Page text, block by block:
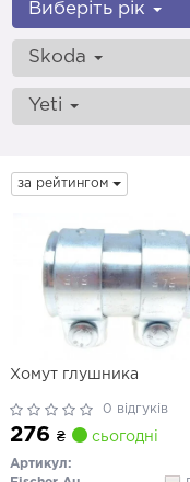
Виберіть рік
Skoda
Yeti
за рейтингом
Хомут глушника
0 відгуків
276 ₴ сьогодні
Артикул: